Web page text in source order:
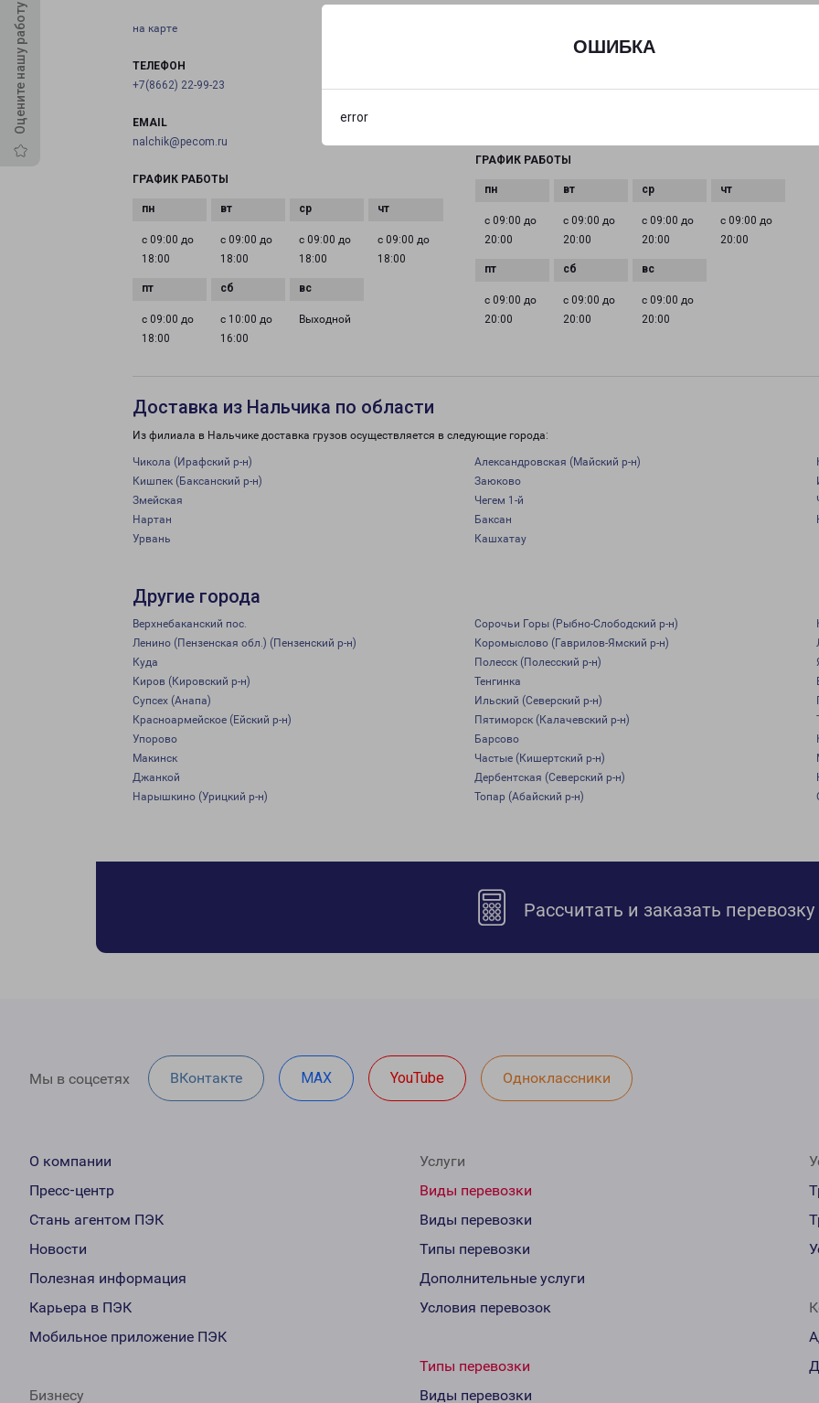
ОШИБКА
error
Оцените нашу работу на карте
ТЕЛЕФОН
+7(8662) 22-99-23
EMAIL
nalchik@pecom.ru
ГРАФИК РАБОТЫ
с 09:00 до
18:00
с 09:00 до
18:00
с 09:00 до
18:00
с 09:00 до
18:00
с 09:00 до
18:00
с 10:00 до
16:00
Выходной
ГРАФИК РАБОТЫ
с 09:00 до
20:00
с 09:00 до
20:00
с 09:00 до
20:00
с 09:00 до
20:00
с 09:00 до
20:00
с 09:00 до
20:00
с 09:00 до
20:00
Доставка из Нальчика по области
Из филиала в Нальчике доставка грузов осуществляется в следующие города:
Чикола (Ирафский р-н) Александровская (Майский р-н)
Кишпек (Баксанский р-н)
Заюково
Змейская
Чегем 1-й
Нартан
Баксан
Урвань
Кашхатау
Другие города
Верхнебаканский пос. Сорочьи Горы (Рыбно-Слободский р-н)
Ленино (Пензенская обл.) (Пензенский р-н)
Коромыслово (Гаврилов-Ямский р-н)
Куда
Полесск (Полесский р-н)
Киров (Кировский р-н)
Тенгинка
Супсех (Анапа)
Ильский (Северский р-н)
Красноармейское (Ейский р-н)
Пятиморск (Калачевский р-н)
Упорово
Барсово
Макинск
Частые (Кишертский р-н)
Джанкой
Дербентская (Северский р-н)
Нарышкино (Урицкий р-н)
Топар (Абайский р-н)
Рассчитать и заказать перевозку
Мы в соцсетях ВКонтакте MAX YouTube Одноклассники
О компании
Пресс-центр
Стань агентом ПЭК
Новости
Полезная информация
Карьера в ПЭК
Мобильное приложение ПЭК
Бизнесу
Услуги
Виды перевозки
Виды перевозки
Типы перевозки
Дополнительные услуги
Условия перевозок
Типы перевозки
Виды перевозки